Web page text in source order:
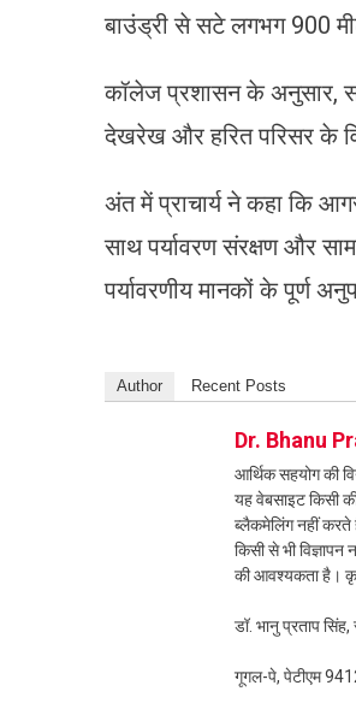
बाउंड्री से सटे लगभग 900
कॉलेज प्रशासन के अनुसार,
देखरेख और हरित परिसर के
अंत में प्राचार्य ने कहा कि
साथ पर्यावरण संरक्षण और
पर्यावरणीय मानकों के पूर्ण
Author Recent Posts
Dr. Bhanu
आर्थिक सहयोग की
यह वेबसाइट किसी
ब्लैकमेलिंग नहीं करते
किसी से भी
की आवश्यकता है।
डॉ. भानु प्रताप
गूगल-पे, पेटीएम